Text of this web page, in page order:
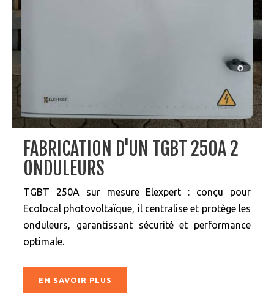
FABRICATION D'UN TGBT 250A 2
ONDULEURS
TGBT 250A sur mesure Elexpert : conçu pour
Ecolocal photovoltaïque, il centralise et protège les
onduleurs, garantissant sécurité et performance
optimale.
EN SAVOIR PLUS